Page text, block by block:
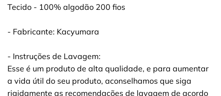
Tecido - 100% algodão 200 fios
- Fabricante: Kacyumara
- Instruções de Lavagem:
Esse é um produto de alta qualidade, e para aumentar
a vida útil do seu produto, aconselhamos que siga
rigidamente as recomendações de lavagem de acordo